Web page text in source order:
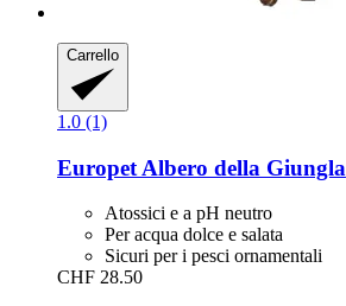
Carrello
1.0 (1)
Europet Albero della Giungla
Atossici e a pH neutro
Per acqua dolce e salata
Sicuri per i pesci ornamentali
CHF 28.50